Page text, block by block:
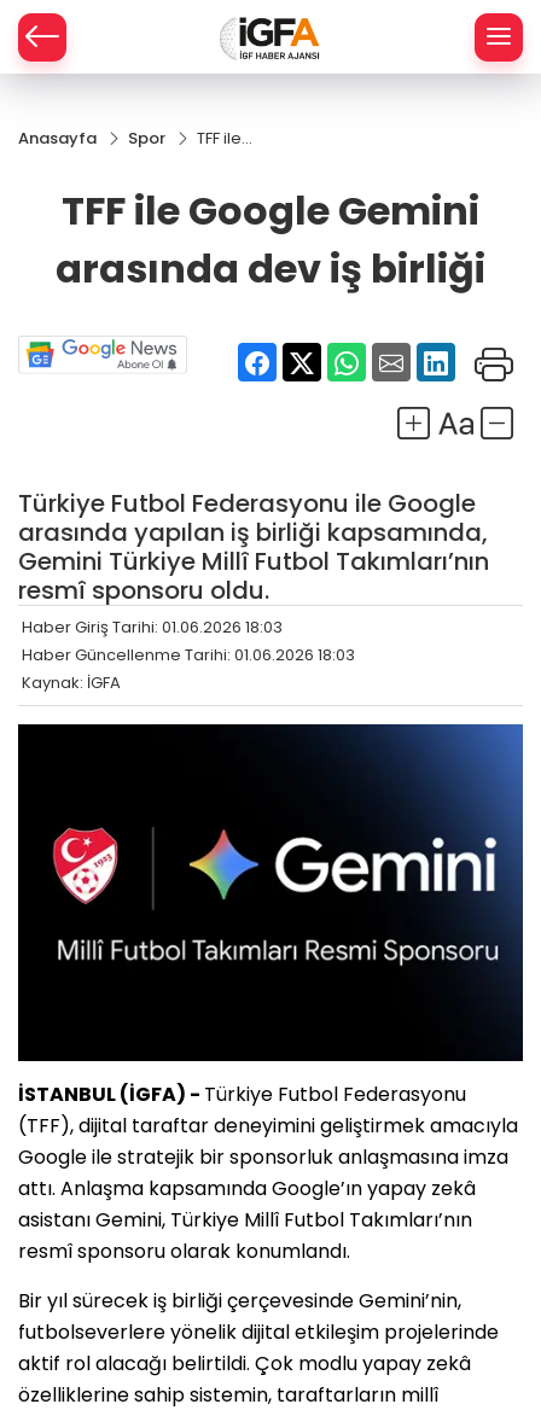
Anasayfa Spor
TFF ile
arasında
birliği
TFF ile Google Gemini
arasında dev iş birliği
Türkiye Futbol Federasyonu ile Google
arasında yapılan iş birliği kapsamında,
Gemini Türkiye Millî Futbol Takımları’nın
resmî sponsoru oldu.
Haber Giriş Tarihi: 01.06.2026 18:03
Haber Güncellenme Tarihi: 01.06.2026 18:03
Kaynak: İGFA
İSTANBUL (İGFA) - Türkiye Futbol Federasyonu
(TFF), dijital taraftar deneyimini geliştirmek amacıyla
Google ile stratejik bir sponsorluk anlaşmasına imza
attı. Anlaşma kapsamında Google’ın yapay zekâ
asistanı Gemini, Türkiye Millî Futbol Takımları’nın
resmî sponsoru olarak konumlandı.
Bir yıl sürecek iş birliği çerçevesinde Gemini’nin,
futbolseverlere yönelik dijital etkileşim projelerinde
aktif rol alacağı belirtildi. Çok modlu yapay zekâ
özelliklerine sahip sistemin, taraftarların millî